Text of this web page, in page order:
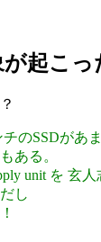
起こっ
のSSDがあ
ある。
unit を 玄
し